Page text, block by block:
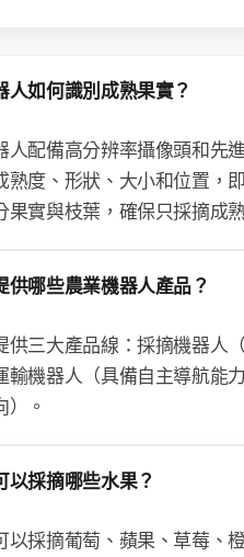
人如何識別成熟果實？
人配備高分辨率攝像頭和先
熟度、形狀、大小和位置，
果實與枝葉，確保只採摘成
供哪些農業機器人產品？
供三大產品線：採摘機器人
輸機器人（具備自主導航能
）。
以採摘哪些水果？
以採摘葡萄、蘋果、草莓、